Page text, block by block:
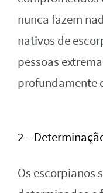
nunca fazem
nativos de
pessoas
profundamente
2 –
Os escorpianos